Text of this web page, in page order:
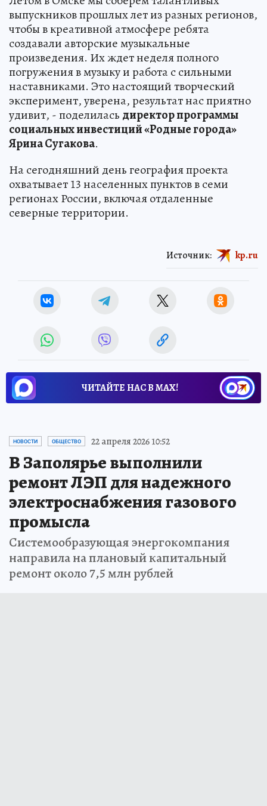
выпускников прошлых лет из разных регионов,
чтобы в креативной атмосфере ребята
создавали авторские музыкальные
произведения. Их ждет неделя полного
погружения в музыку и работа с сильными
наставниками. Это настоящий творческий
эксперимент, уверена, результат нас приятно
удивит, - поделилась директор программы
социальных инвестиций «Родные города»
Ярина Сугакова.
На сегодняшний день география проекта
охватывает 13 населенных пунктов в семи
регионах России, включая отдаленные
северные территории.
Источник: kp.ru
ЧИТАЙТЕ НАС В МАХ!
НОВОСТИ ОБЩЕСТВО 22 апреля 2026 10:52
В Заполярье выполнили
ремонт ЛЭП для надежного
электроснабжения газового
промысла
Системообразующая энергокомпания
направила на плановый капитальный
ремонт около 7,5 млн рублей